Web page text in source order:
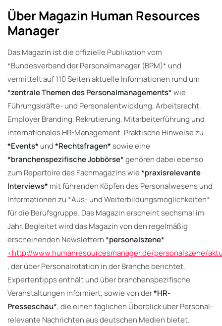
Über Magazin Human Resources
Manager
Das Magazin ist die offizielle Publikation vom
*Bundesverband der Personalmanager (BPM)* und
vermittelt auf 110 Seiten aktuelle Informationen rund um
*zentrale Themen des Personalmanagements*wie
Führungskräfte- und Personalentwicklung, Arbeitsrecht,
Employer Branding, Rekrutierung, Mitarbeiterführung und
in­ter­natio­nales HR-Management. Praktische Hinweise zu
*Events* und*Rechtsfragen*sowie eine
*branchenspezifische Jobbörse*gehören dabei ebenso
zum Repertoire des Fachmagazins wie*praxisrelevante
Interviews* mit führenden Köpfen des Personalwesens und
Informationen zu *Aus- und Weiterbildungsmöglichkeiten*
für die Berufsgruppe. Das Magazin erscheint sechsmal im
Jahr. Begleitet wird das Magazin von den regelmäßig
erscheinenden Newslettern*personalszene*
<http://www.humanresourcesmanager.de/personalszene/
, der über Personalrotation in der Branche berichtet,
Expertentipps enthält und über branchenspezifische
Veranstaltungen informiert, sowie von der*HR-
Presseschau*, die einen täglichen Überblick über Personal-
relevante Nachrichten aus deutschen Medien bietet.